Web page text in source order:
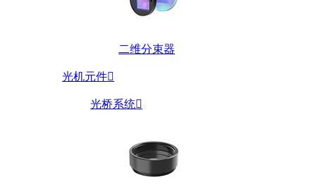
二维分束器
光机元件
光桥系统